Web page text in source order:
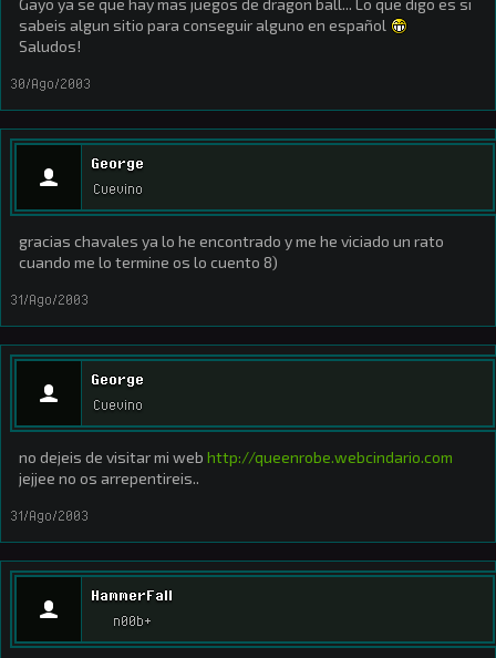
Gayo ya se que hay mas juegos de dragon ball... Lo que digo es si
sabeis algun sitio para conseguir alguno en español
Saludos!
30/Ago/2003
George
Cuevino
gracias chavales ya lo he encontrado y me he viciado un rato
cuando me lo termine os lo cuento 8)
31/Ago/2003
George
Cuevino
no dejeis de visitar mi web http://queenrobe.webcindario.com
jejjee no os arrepentireis..
31/Ago/2003
HammerFall
n00b+